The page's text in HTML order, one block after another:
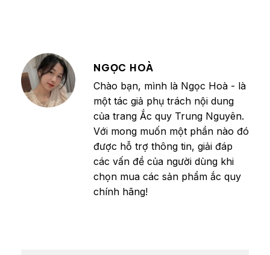
NGỌC HOÀ
Chào bạn, mình là Ngọc Hoà - là
một tác giả phụ trách nội dung
của trang Ắc quy Trung Nguyên.
Với mong muốn một phần nào đó
được hỗ trợ thông tin, giải đáp
các vấn đề của người dùng khi
chọn mua các sản phẩm ắc quy
chính hãng!